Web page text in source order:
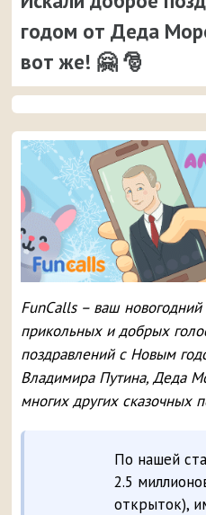
годом от Деда
вот же! 🤗 🎅
FunCalls – ваш новогодний
прикольных и добрых
поздравлений с Новым
Владимира Путина, Деда
многих других сказочных
По нашей
2.5
открыток),